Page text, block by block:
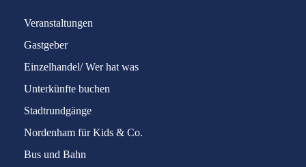
Veranstaltungen
Gastgeber
Einzelhandel/ Wer hat was
Unterkünfte buchen
Stadtrundgänge
Nordenham für Kids & Co.
Bus und Bahn